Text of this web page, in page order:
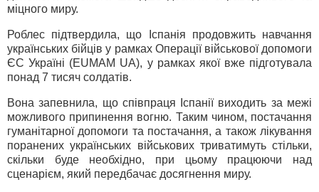
міцного миру.
Роблес підтвердила, що Іспанія продовжить навчання
українських бійців у рамках Операції військової допомоги
ЄС Україні (EUMAM UA), у рамках якої вже підготувала
понад 7 тисяч солдатів.
Вона запевнила, що співпраця Іспанії виходить за межі
можливого припинення вогню. Таким чином, постачання
гуманітарної допомоги та постачання, а також лікування
поранених українських військових триватимуть стільки,
скільки буде необхідно, при цьому працюючи над
сценарієм, який передбачає досягнення миру.